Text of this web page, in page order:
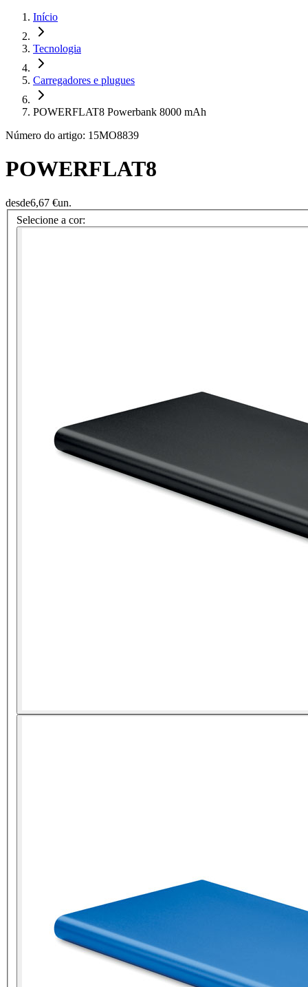
Início
Tecnologia
Carregadores e plugues
POWERFLAT8 Powerbank 8000 mAh
Número do artigo: 15MO8839
POWERFLAT8
desde6,67 €un.
Selecione a cor: